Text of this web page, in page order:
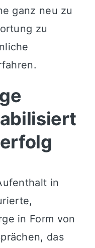
ganz neu zu
zu
in
in Form von
das